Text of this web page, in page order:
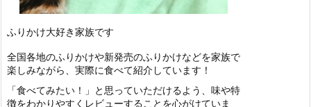
ふりかけ大好き家族です
全国各地のふりかけや新発売のふりかけなどを家族で
楽しみながら、実際に食べて紹介しています！
「食べてみたい！」と思っていただけるよう、味や特
徴をわかりやすくレビューすることを心がけていま